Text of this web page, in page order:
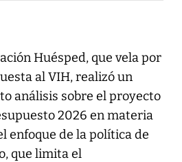
Huésped, que vela por
al VIH, realizó un
análisis sobre el proyecto
2026 en materia
enfoque de la política de
que limita el